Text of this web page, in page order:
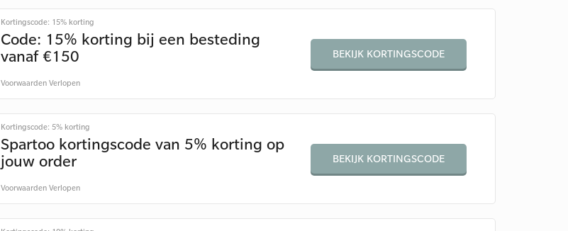
Kortingscode: 15% korting
Code: 15% korting bij een besteding
vanaf €150
VoorwaardenVerlopen
BEKIJK KORTINGSCODE
Kortingscode: 5% korting
Spartoo kortingscode van 5% korting op
jouw order
VoorwaardenVerlopen
BEKIJK KORTINGSCODE